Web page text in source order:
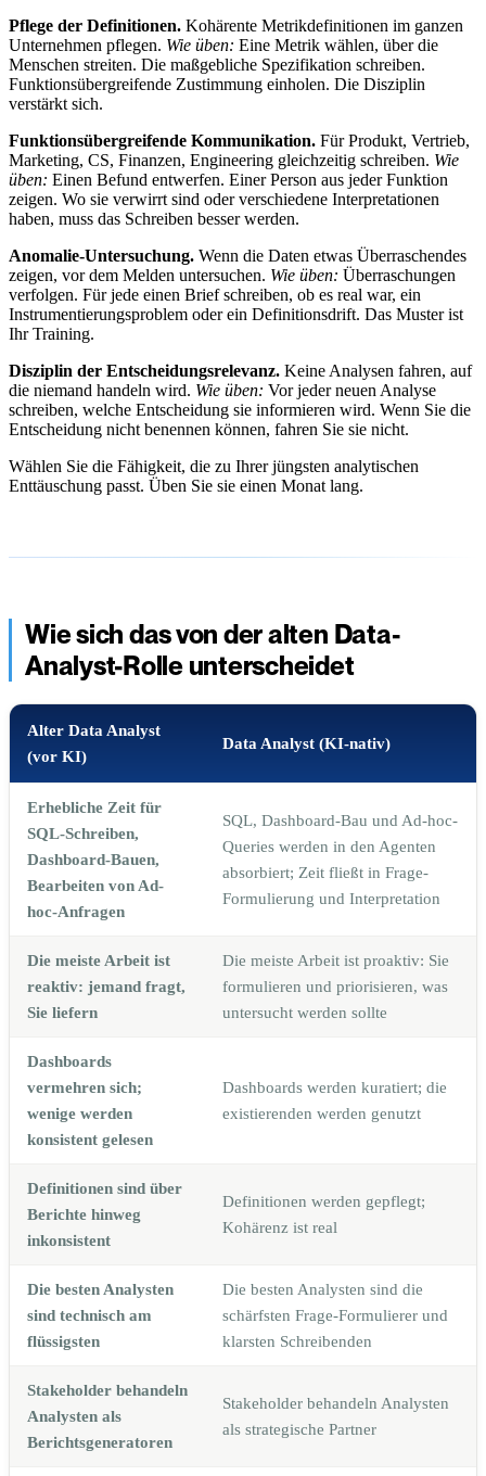
Pflege der Definitionen. Kohärente Metrikdefinitionen im ganzen
Unternehmen pflegen. Wie üben: Eine Metrik wählen, über die
Menschen streiten. Die maßgebliche Spezifikation schreiben.
Funktionsübergreifende Zustimmung einholen. Die Disziplin
verstärkt sich.
Funktionsübergreifende Kommunikation. Für Produkt, Vertrieb,
Marketing, CS, Finanzen, Engineering gleichzeitig schreiben. Wie
üben: Einen Befund entwerfen. Einer Person aus jeder Funktion
zeigen. Wo sie verwirrt sind oder verschiedene Interpretationen
haben, muss das Schreiben besser werden.
Anomalie-Untersuchung. Wenn die Daten etwas Überraschendes
zeigen, vor dem Melden untersuchen. Wie üben: Überraschungen
verfolgen. Für jede einen Brief schreiben, ob es real war, ein
Instrumentierungsproblem oder ein Definitionsdrift. Das Muster ist
Ihr Training.
Disziplin der Entscheidungsrelevanz. Keine Analysen fahren, auf
die niemand handeln wird. Wie üben: Vor jeder neuen Analyse
schreiben, welche Entscheidung sie informieren wird. Wenn Sie die
Entscheidung nicht benennen können, fahren Sie sie nicht.
Wählen Sie die Fähigkeit, die zu Ihrer jüngsten analytischen
Enttäuschung passt. Üben Sie sie einen Monat lang.
Wie sich das von der alten Data-
Analyst-Rolle unterscheidet
Alter Data Analyst
(vor KI)
Data Analyst (KI-nativ)
Erhebliche Zeit für
SQL-Schreiben,
Dashboard-Bauen,
Bearbeiten von Ad-
hoc-Anfragen
SQL, Dashboard-Bau und Ad-hoc-
Queries werden in den Agenten
absorbiert; Zeit fließt in Frage-
Formulierung und Interpretation
Die meiste Arbeit ist
reaktiv: jemand fragt,
Sie liefern
Die meiste Arbeit ist proaktiv: Sie
formulieren und priorisieren, was
untersucht werden sollte
Dashboards
vermehren sich;
wenige werden
konsistent gelesen
Dashboards werden kuratiert; die
existierenden werden genutzt
Definitionen sind über
Berichte hinweg
inkonsistent
Definitionen werden gepflegt;
Kohärenz ist real
Die besten Analysten
sind technisch am
flüssigsten
Die besten Analysten sind die
schärfsten Frage-Formulierer und
klarsten Schreibenden
Stakeholder behandeln
Analysten als
Berichtsgeneratoren
Stakeholder behandeln Analysten
als strategische Partner